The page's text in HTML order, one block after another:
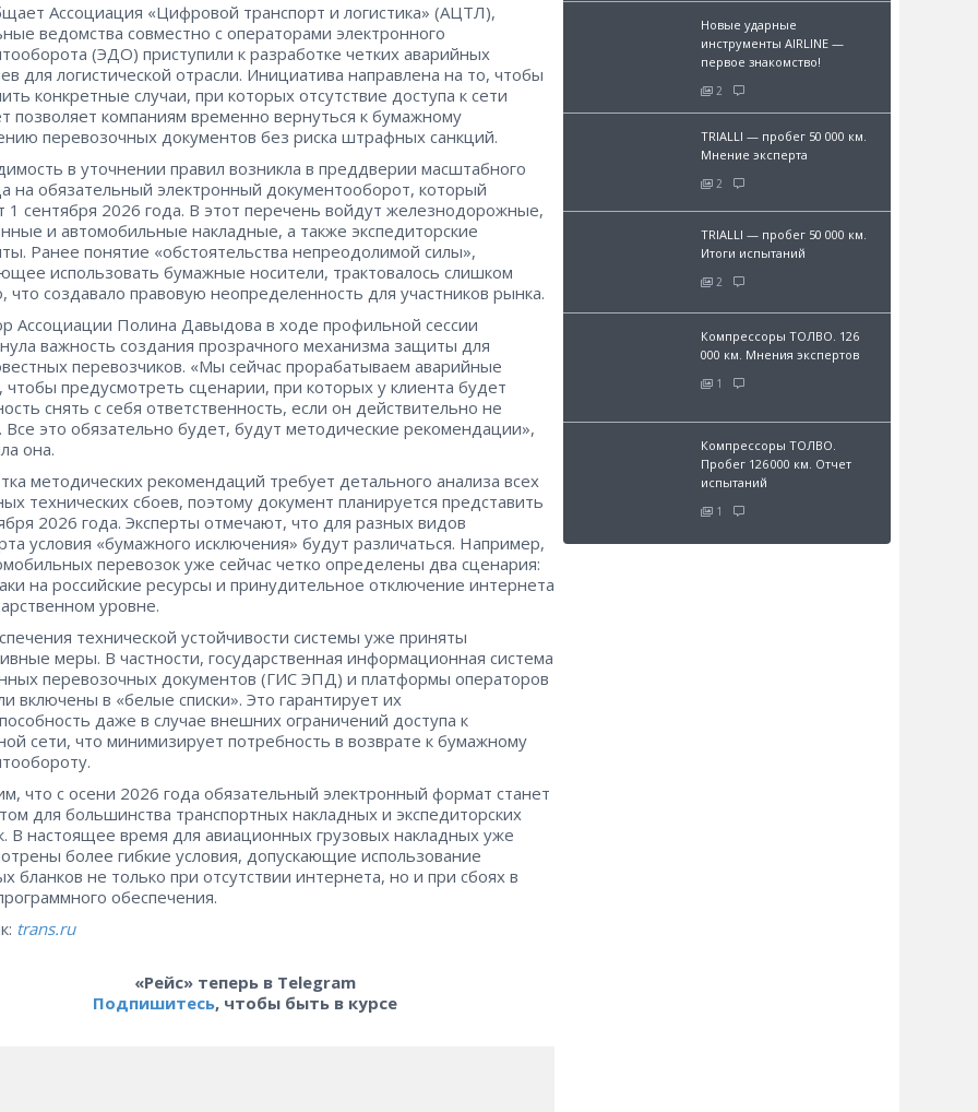
Ассоциация «Цифровой транспорт и логистика» (АЦТЛ),
ведомства совместно с операторами электронного
(ЭДО) приступили к разработке четких аварийных
для логистической отрасли. Инициатива направлена на то, чтобы
конкретные случаи, при которых отсутствие доступа к сети
позволяет компаниям временно вернуться к бумажному
перевозочных документов без риска штрафных санкций.
в уточнении правил возникла в преддверии масштабного
на обязательный электронный документооборот, который
1 сентября 2026 года. В этот перечень войдут железнодорожные,
и автомобильные накладные, а также экспедиторские
Ранее понятие «обстоятельства непреодолимой силы»,
использовать бумажные носители, трактовалось слишком
что создавало правовую неопределенность для участников рынка.
Ассоциации Полина Давыдова в ходе профильной сессии
важность создания прозрачного механизма защиты для
перевозчиков. «Мы сейчас прорабатываем аварийные
предусмотреть сценарии, при которых у клиента будет
снять с себя ответственность, если он действительно не
Все это обязательно будет, будут методические рекомендации»,
она.
методических рекомендаций требует детального анализа всех
технических сбоев, поэтому документ планируется представить
2026 года. Эксперты отмечают, что для разных видов
условия «бумажного исключения» будут различаться. Например,
перевозок уже сейчас четко определены два сценария:
на российские ресурсы и принудительное отключение интернета
уровне.
технической устойчивости системы уже приняты
меры. В частности, государственная информационная система
перевозочных документов (ГИС ЭПД) и платформы операторов
включены в «белые списки». Это гарантирует их
даже в случае внешних ограничений доступа к
сети, что минимизирует потребность в возврате к бумажному
что с осени 2026 года обязательный электронный формат станет
для большинства транспортных накладных и экспедиторских
В настоящее время для авиационных грузовых накладных уже
более гибкие условия, допускающие использование
бланков не только при отсутствии интернета, но и при сбоях в
обеспечения.
trans.ru
«Рейс» теперь в Telegram
Подпишитесь, чтобы быть в курсе
Новые ударные
инструменты AIRLINE —
первое знакомство!
2
TRIALLI — пробег 50 000 км.
Мнение эксперта
2
TRIALLI — пробег 50 000 км.
Итоги испытаний
2
Компрессоры ТОЛВО. 126
000 км. Мнения экспертов
1
Компрессоры ТОЛВО.
Пробег 126 000 км. Отчет
испытаний
1